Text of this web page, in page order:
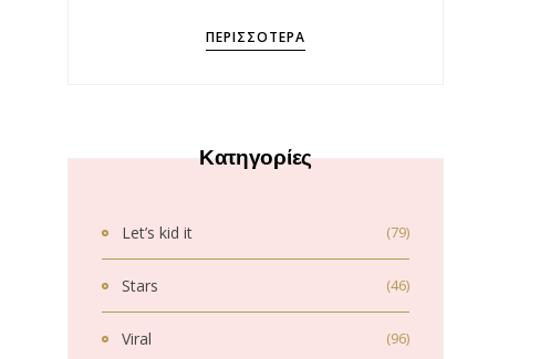
ΠΕΡΙΣΣΌΤΕΡΑ
Κατηγορίες
Let’s kid it (79)
Stars (46)
Viral (96)